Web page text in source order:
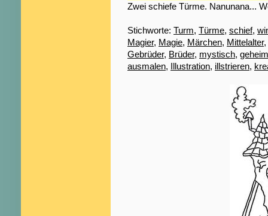
Zwei schiefe Türme. Nanunana...
Stichworte: Turm, Türme, schief,
Magier, Magie, Märchen, Mittelalter,
Gebrüder, Brüder, mystisch, geheim
ausmalen, Illustration, illstrieren,